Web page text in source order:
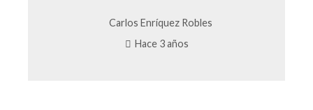
Carlos Enríquez Robles
Hace 3 años